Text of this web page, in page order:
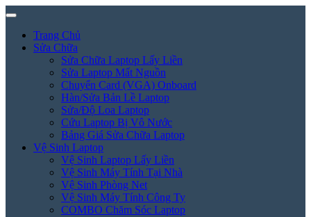
Trang Chủ
Sửa Chữa
Sửa Chữa Laptop Lấy Liền
Sửa Laptop Mất Nguồn
Chuyển Card (VGA) Onboard
Hàn/Sửa Bản Lề Laptop
Sửa/Độ Loa Laptop
Cứu Laptop Bị Vô Nước
Bảng Giá Sửa Chữa Laptop
Vệ Sinh Laptop
Vệ Sinh Laptop Lấy Liền
Vệ Sinh Máy Tính Tại Nhà
Vệ Sinh Phòng Net
Vệ Sinh Máy Tính Công Ty
COMBO Chăm Sóc Laptop